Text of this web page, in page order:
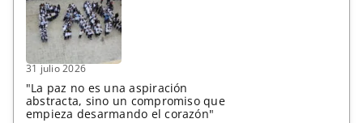
31 julio 2026
"La paz no es una aspiración
abstracta, sino un compromiso que
empieza desarmando el corazón"